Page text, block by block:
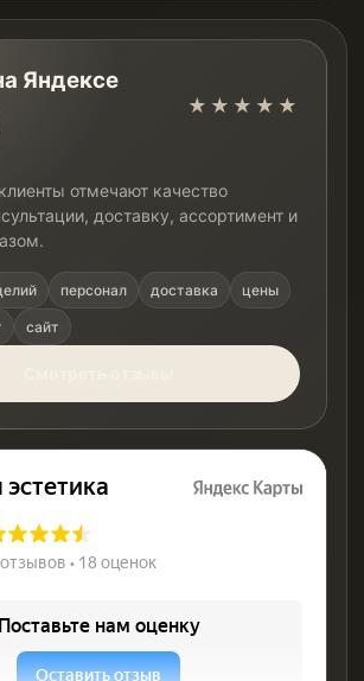
Яндексе
★★★★★
отмечают качество
доставку, ассортимент и
персонал доставка цены
сайт